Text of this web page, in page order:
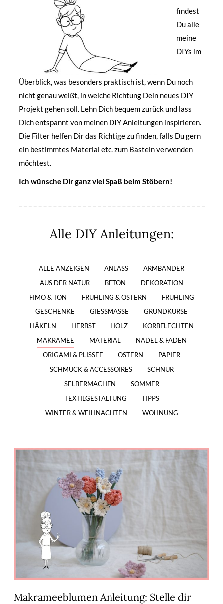
findest
Du alle
meine
DIYs im
Überblick, was besonders praktisch ist, wenn Du noch
nicht genau weißt, in welche Richtung Dein neues DIY
Projekt gehen soll. Lehn Dich bequem zurück und lass
Dich entspannt von meinen DIY Anleitungen inspirieren.
Die Filter helfen Dir das Richtige zu finden, falls Du gern
ein bestimmtes Material etc. zum Basteln verwenden
möchtest.
Ich wünsche Dir ganz viel Spaß beim Stöbern!
Alle DIY Anleitungen:
ALLE ANZEIGEN ANLASS
ARMBÄNDER
AUS DER NATUR
BETON
DEKORATION
FIMO & TON
FRÜHLING & OSTERN
FRÜHLING
GESCHENKE
GIESSMASSE
GRUNDKURSE
HÄKELN
HERBST HOLZ
KORBFLECHTEN
MAKRAMEE
MATERIAL
NADEL & FADEN
ORIGAMI & PLISSEE
OSTERN
PAPIER
SCHMUCK & ACCESSOIRES
SCHNUR
SELBERMACHEN
SOMMER
TEXTILGESTALTUNG
TIPPS
WINTER & WEIHNACHTEN
WOHNUNG
Makrameeblumen Anleitung: Stelle dir